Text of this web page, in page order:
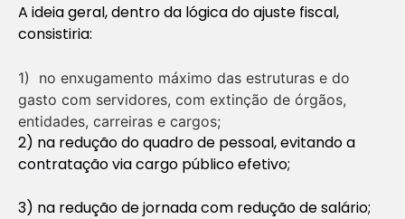
A ideia geral, dentro da lógica do ajuste fiscal,
consistiria:
1) no enxugamento máximo das estruturas e do
gasto com servidores, com extinção de órgãos,
entidades, carreiras e cargos;
2) na redução do quadro de pessoal, evitando a
contratação via cargo público efetivo;
3) na redução de jornada com redução de salário;